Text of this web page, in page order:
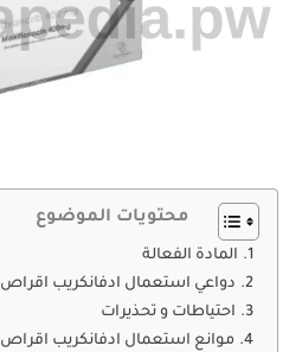
محتويات الموضوع
المادة الفعالة
دواعي استعمال ادفانكريب اقراص Advancrib
احتياطات و تحذيرات
موانع استعمال ادفانكريب اقراص